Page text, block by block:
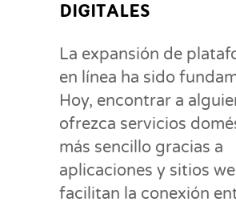
DIGITALES
La expansión de
en línea ha sido
Hoy, encontrar a
ofrezca servicios
más sencillo gracias a
aplicaciones y sitios
facilitan la conexión